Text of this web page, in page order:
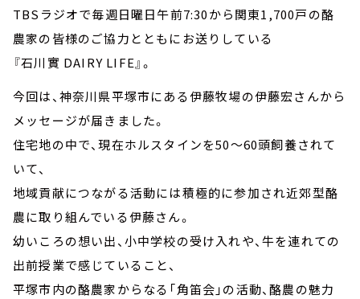
TBSラジオで毎週日曜日午前7:30から関東1,700戸の酪
農家の皆様のご協力とともにお送りしている
『石川實 DAIRY LIFE』。
今回は、神奈川県平塚市にある伊藤牧場の伊藤宏さんから
メッセージが届きました。
住宅地の中で、現在ホルスタインを50～60頭飼養されて
いて、
地域貢献につながる活動には積極的に参加され近郊型酪
農に取り組んでいる伊藤さん。
幼いころの想い出、小中学校の受け入れや、牛を連れての
出前授業で感じていること、
平塚市内の酪農家からなる「角笛会」の活動、酪農の魅力